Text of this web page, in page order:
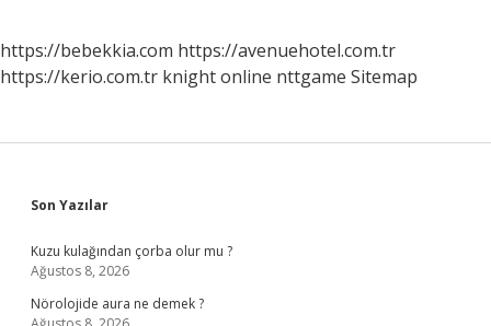
https://bebekkia.com https://avenuehotel.com.tr
https://kerio.com.tr knight online nttgame Sitemap
Sidebar
Son Yazılar
Kuzu kulağından çorba olur mu ?
Ağustos 8, 2026
Nörolojide aura ne demek ?